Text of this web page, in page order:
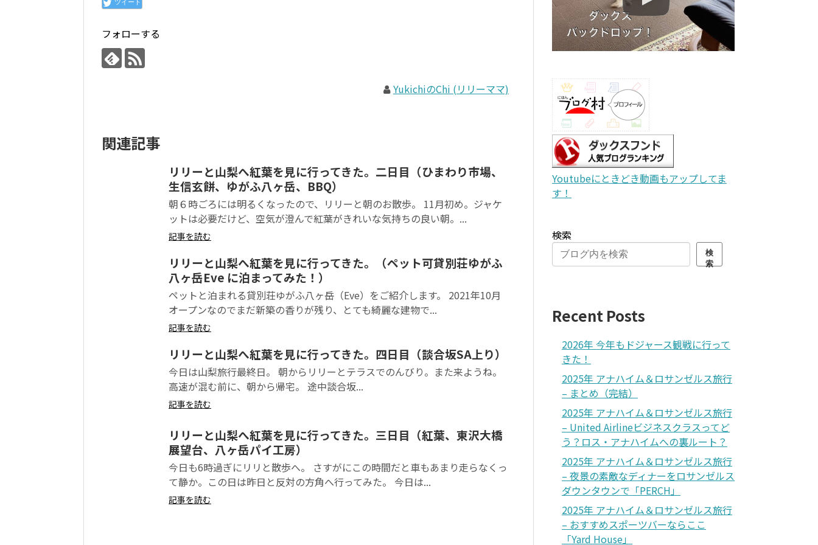
フォローする
YukichiのChi (リリーママ)
関連記事
リリーと山梨へ紅葉を見に行ってきた。二日目（ひまわり市場、
生信玄餅、ゆがふ八ヶ岳、BBQ）
朝６時ごろには明るくなったので、リリーと朝のお散歩。 11月初め。ジャケ
ットは必要だけど、空気が澄んで紅葉がきれいな気持ちの良い朝。...
記事を読む
リリーと山梨へ紅葉を見に行ってきた。（ペット可貸別荘ゆがふ
八ヶ岳Eve に泊まってみた！）
ペットと泊まれる貸別荘ゆがふ八ヶ岳（Eve）をご紹介します。 2021年10月
オープンなのでまだ新築の香りが残り、とても綺麗な建物で...
記事を読む
リリーと山梨へ紅葉を見に行ってきた。四日目（談合坂SA上り）
今日は山梨旅行最終日。 朝からリリーとテラスでのんびり。また来ようね。
高速が混む前に、朝から帰宅。 途中談合坂...
記事を読む
リリーと山梨へ紅葉を見に行ってきた。三日目（紅葉、東沢大橋
展望台、八ヶ岳パイ工房）
今日も6時過ぎにリリと散歩へ。 さすがにこの時間だと車もあまり走らなくっ
て静か。この日は昨日と反対の方角へ行ってみた。 今日は...
記事を読む
Youtubeにときどき動画もアップしてま
す！
検索
検
索
Recent Posts
2026年 今年もドジャース観戦に行って
きた！
2025年 アナハイム＆ロサンゼルス旅行
– まとめ（完結）
2025年 アナハイム＆ロサンゼルス旅行
– United Airlineビジネスクラスってど
う？ロス・アナハイムへの裏ルート？
2025年 アナハイム＆ロサンゼルス旅行
– 夜景の素敵なディナーをロサンゼルス
ダウンタウンで「PERCH」
2025年 アナハイム＆ロサンゼルス旅行
– おすすめスポーツバーならここ
「Yard House」